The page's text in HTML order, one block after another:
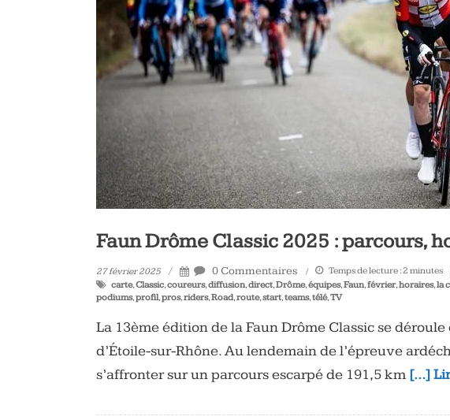
vélo
triathlon
Faun Drôme Classic 2025 : parcours,
27 février 2025 0 Commentaires Temps de lecture :2 minutes
carte,Classic,coureurs,diffusion,direct,Drôme,équipes,Faun,février,horaires,la
podiums,profil,pros,riders,Road,route,start,teams,télé,TV
La 13ème édition de la Faun Drôme Classic se
d’Étoile-sur-Rhône. Au lendemain de l’épreuve
s’affronter sur un parcours escarpé de 191,5 km […]